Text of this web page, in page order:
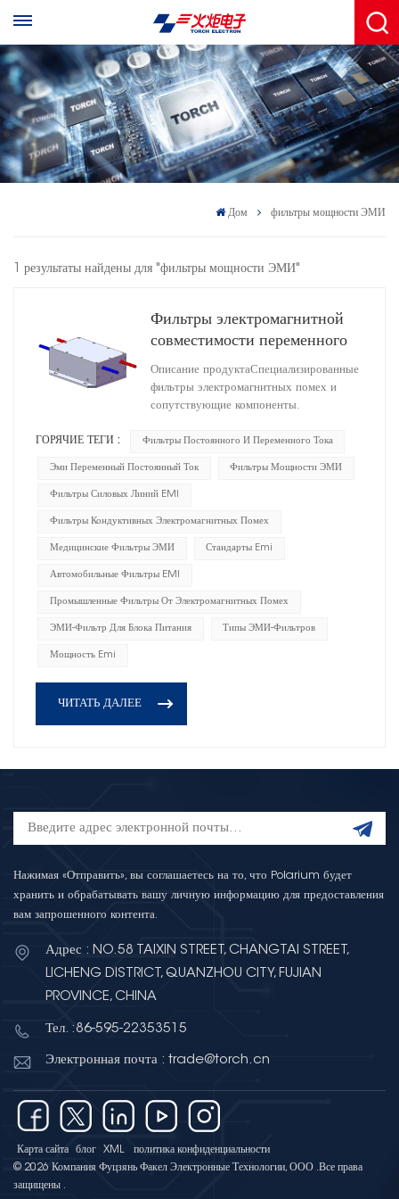
Дом фильтры мощности ЭМИ
1 результаты найдены для "фильтры мощности ЭМИ"
Фильтры электромагнитной
совместимости переменного
тока для фонарей
HD1A25060R0X(A)
DC1500/AC1500
Описание продуктаСпециализированные
фильтры электромагнитных помех и
сопутствующие компоненты.
ГОРЯЧИЕ ТЕГИ : Фильтры Постоянного И Переменного Тока
Эми Переменный Постоянный Ток Фильтры Мощности ЭМИ
Фильтры Силовых Линий EMI
Фильтры Кондуктивных Электромагнитных Помех
Медицинские Фильтры ЭМИ Стандарты Emi
Автомобильные Фильтры EMI
Промышленные Фильтры От Электромагнитных Помех
ЭМИ-Фильтр Для Блока Питания Типы ЭМИ-Фильтров
Мощность Emi
ЧИТАТЬ ДАЛЕЕ
Нажимая «Отправить», вы соглашаетесь на то, что Polarium будет
хранить и обрабатывать вашу личную информацию для предоставления
вам запрошенного контента.
Адрес : NO.58 TAIXIN STREET, CHANGTAI STREET,
LICHENG DISTRICT, QUANZHOU CITY, FUJIAN
PROVINCE, CHINA
Тел. :86-595-22353515
Электронная почта : trade@torch.cn
Карта сайта блог XML
политика конфиденциальности
© 2026 Компания Фуцзянь Факел Электронные Технологии, ООО .Все права
защищены .